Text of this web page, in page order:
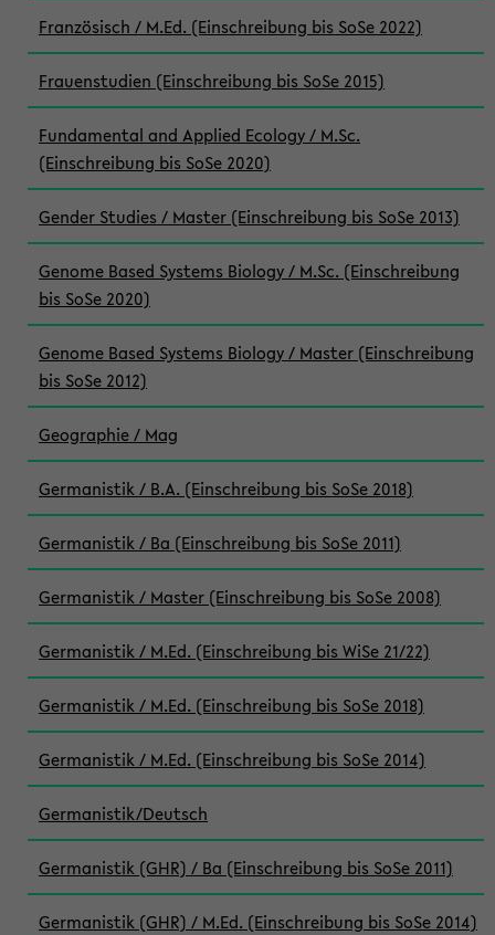
Französisch / M.Ed. (Einschreibung bis SoSe 2022)
Frauenstudien (Einschreibung bis SoSe 2015)
Fundamental and Applied Ecology / M.Sc.
(Einschreibung bis SoSe 2020)
Gender Studies / Master (Einschreibung bis SoSe 2013)
Genome Based Systems Biology / M.Sc. (Einschreibung
bis SoSe 2020)
Genome Based Systems Biology / Master (Einschreibung
bis SoSe 2012)
Geographie / Mag
Germanistik / B.A. (Einschreibung bis SoSe 2018)
Germanistik / Ba (Einschreibung bis SoSe 2011)
Germanistik / Master (Einschreibung bis SoSe 2008)
Germanistik / M.Ed. (Einschreibung bis WiSe 21/22)
Germanistik / M.Ed. (Einschreibung bis SoSe 2018)
Germanistik / M.Ed. (Einschreibung bis SoSe 2014)
Germanistik/Deutsch
Germanistik (GHR) / Ba (Einschreibung bis SoSe 2011)
Germanistik (GHR) / M.Ed. (Einschreibung bis SoSe 2014)